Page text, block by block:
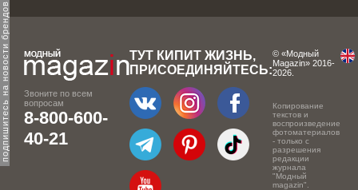
подпишитесь на новости брендов
Звоните по всем
вопросам
8-800-600-
40-21
ТУТ КИПИТ ЖИЗНЬ,
ПРИСОЕДИНЯЙТЕСЬ:
© «Модный
Magazin» 2016-
2026.
Копирование
текстов и
воспроизведение
фотоматериалов
- только с
разрешения
редакции
журнала
"Модный
magazin".